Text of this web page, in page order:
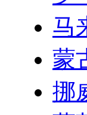
马
蒙
挪